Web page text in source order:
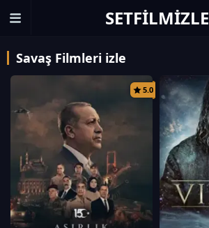
SETFILMIZLE
Savaş Filmleri izle
5.0